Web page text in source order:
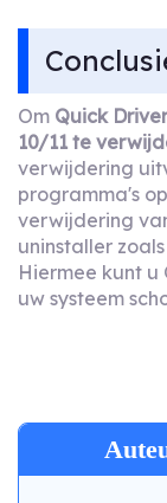
Om Quick
10/11 te
verwijdering
programma's
verwijdering
uninstaller
Hiermee kunt
uw systeem